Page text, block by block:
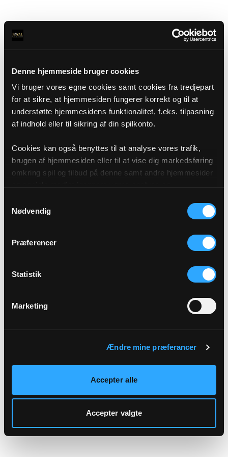
Denne hjemmeside bruger cookies
Vi bruger vores egne cookies samt cookies fra tredjepart
for at sikre, at hjemmesiden fungerer korrekt og til at
understøtte hjemmesidens funktionalitet, f.eks. tilpasning
af indhold eller til sikring af din spilkonto.
Cookies kan også benyttes til at analyse vores trafik,
brugen af hjemmesiden eller til at vise dig markedsføring
omkring spil og tilbud på denne samt andre hjemmesider
af cookies under "Detaljer" eller ved at klikke videre til
vores Cookiepolitik, som du finder i bunden af vores
Nødvendig
Præferencer
Statistik
Marketing
Ændre mine præferancer
Accepter alle
Accepter valgte